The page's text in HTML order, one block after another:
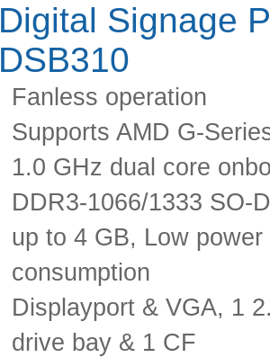
Digital Signage
DSB310
Fanless operation
Supports AMD G-
1.0 GHz dual core
DDR3-1066/1333 SO-
up to 4 GB, Low power
consumption
Displayport & VGA, 1
drive bay & 1 CF